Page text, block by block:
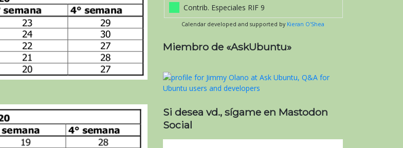
Contrib. Especiales RIF 9
Calendar developed and supported by Kieran O'Shea
Miembro de «AskUbuntu»
Si desea vd., sígame en Mastodon
Social